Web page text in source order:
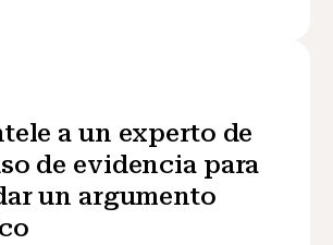
a un experto de
de evidencia para
un argumento